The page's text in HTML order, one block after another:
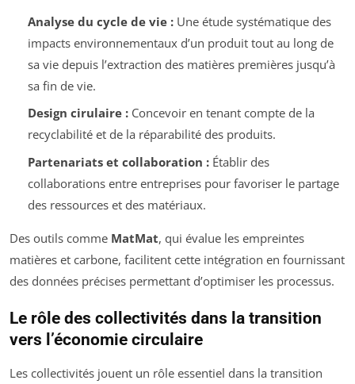
Analyse du cycle de vie :Une étude systématique des
impacts environnementaux d’un produit tout au long de
sa vie depuis l’extraction des matières premières jusqu’à
sa fin de vie.
Design cirulaire :Concevoir en tenant compte de la
recyclabilité et de la réparabilité des produits.
Partenariats et collaboration :Établir des
collaborations entre entreprises pour favoriser le partage
des ressources et des matériaux.
Des outils comme MatMat, qui évalue les empreintes
matières et carbone, facilitent cette intégration en fournissant
des données précises permettant d’optimiser les processus.
Le rôle des collectivités dans la transition
vers l’économie circulaire
Les collectivités jouent un rôle essentiel dans la transition